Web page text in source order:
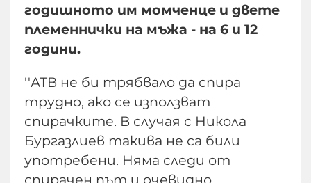
годишното им момченце и двете
племеннички на мъжа - на 6 и 12
години.
''АТВ не би трябвало да спира
трудно, ако се използват
спирачките. В случая с Никола
Бургазлиев такива не са били
употребени. Няма следи от